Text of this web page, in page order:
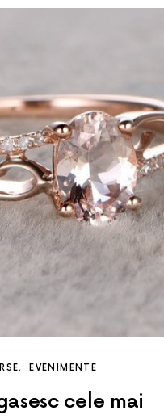
EVENIMENTE
cele mai